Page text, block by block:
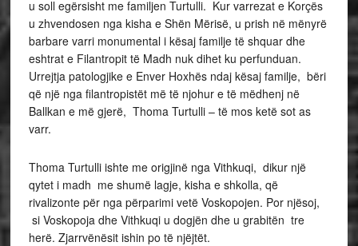
u soll egërsisht me familjen Turtulli. Kur varrezat e Korçës
u zhvendosen nga kisha e Shën Mërisë, u prish në mënyrë
barbare varri monumental i kësaj familje të shquar dhe
eshtrat e Filantropit të Madh nuk dihet ku perfunduan.
Urrejtja patologjike e Enver Hoxhës ndaj kësaj familje, bëri
që një nga filantropistët më të njohur e të mëdhenj në
Ballkan e më gjerë, Thoma Turtulli – të mos ketë sot as
varr.
Thoma Turtulli ishte me origjinë nga Vithkuqi, dikur një
qytet i madh me shumë lagje, kisha e shkolla, që
rivalizonte për nga përparimi vetë Voskopojen. Por njësoj,
si Voskopoja dhe Vithkuqi u dogjën dhe u grabitën tre
herë. Zjarrvënësit ishin po të njëjtët.